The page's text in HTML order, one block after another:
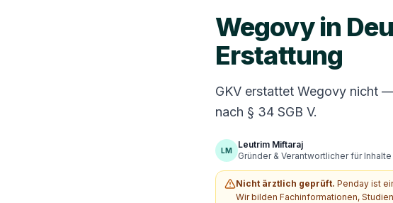
Wegovy in
Erstattung
GKV erstattet Wegovy nicht
nach § 34 SGB V.
LM
Leutrim Miftaraj
Gründer & Verantwortlicher für
Nicht ärztlich geprüft. Penday ist
Wir bilden Fachinformationen,